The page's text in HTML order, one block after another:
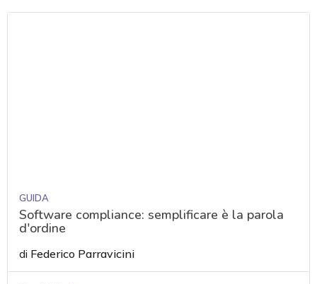
GUIDA
Software compliance: semplificare è la parola
d'ordine
di Federico Parravicini